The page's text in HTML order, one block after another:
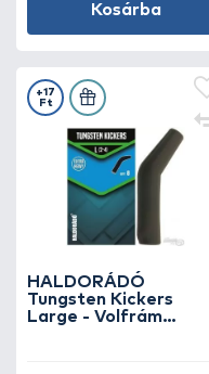
Kosárba
HALDORÁDÓ
Tungsten Kickers
Large - Volfrám
+17
Ft